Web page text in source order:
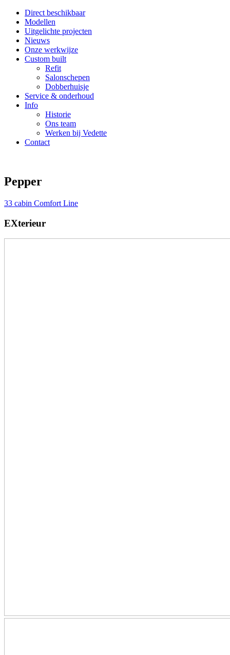
Direct beschikbaar
Modellen
Uitgelichte projecten
Nieuws
Onze werkwijze
Custom built
Refit
Salonschepen
Dobberhuisje
Service & onderhoud
Info
Historie
Ons team
Werken bij Vedette
Contact
Pepper
33 cabin Comfort Line
EXterieur